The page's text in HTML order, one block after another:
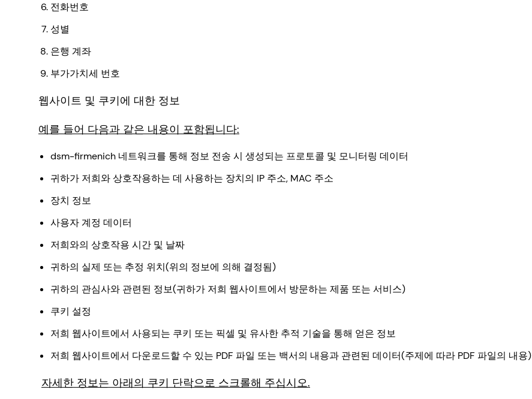
전화번호
성별
은행 계좌
부가가치세 번호
웹사이트 및 쿠키에 대한 정보
예를 들어 다음과 같은 내용이 포함됩니다:
dsm-firmenich 네트워크를 통해 정보 전송 시 생성되는 프로토콜 및 모니터링 데이터
귀하가 저희와 상호작용하는 데 사용하는 장치의 IP 주소, MAC 주소
장치 정보
사용자 계정 데이터
저희와의 상호작용 시간 및 날짜
귀하의 실제 또는 추정 위치(위의 정보에 의해 결정됨)
귀하의 관심사와 관련된 정보(귀하가 저희 웹사이트에서 방문하는 제품 또는 서비스)
쿠키 설정
저희 웹사이트에서 사용되는 쿠키 또는 픽셀 및 유사한 추적 기술을 통해 얻은 정보
저희 웹사이트에서 다운로드할 수 있는 PDF 파일 또는 백서의 내용과 관련된 데이터(주제에 따라 PDF 파일의 내용)
자세한 정보는 아래의 쿠키 단락으로 스크롤해 주십시오.